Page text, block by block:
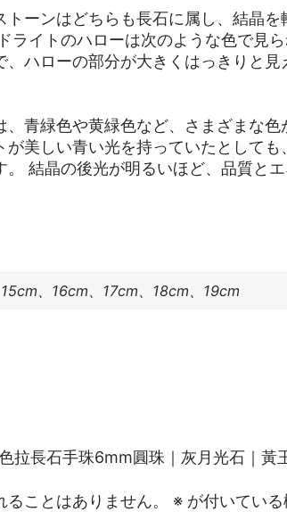
トーンはどちらも長石に属し、結晶
ライトのハローは次のような色で見
、ハローの部分が大きくはっきりと
、青緑色や黄緑色など、さまざまな
が美しい青い光を持っていたとして
結晶の後光が明るいほど、品質とエ
、16cm、17cm、18cm、19cm
拉長石手珠6mm圓珠｜灰月光石｜黃
ことはありません。
※が付いている